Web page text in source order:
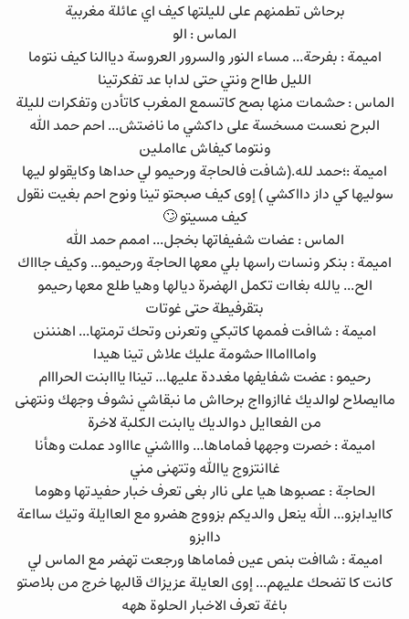
برحاش تطمنهم على لليلتها كيف اي عائلة مغربية
الماس : الو
اميمة : بفرحة... مساء النور والسرور العروسة دياالنا كيف نتوما
الليل طااح ونتي حتى لدابا عد تفكرتينا
الماس : حشمات منها بصح كاتسمع المغرب كاتأدن وتفكرات لليلة
البرح نعست مسخسة على داكشي ما ناضتش... احم حمد الله
ونتوما كيفاش عااملين
اميمة :؛حمد لله.(شافت فالحاجة ورحيمو لي حداها وكايقولو ليها
سوليها كي داز دااكشي ) إوى كيف صبحتو تينا ونوح احم بغيت نقول
كيف مسيتو 🙄
الماس : عضات شفيفاتها بخجل... اممم حمد الله
اميمة : بنكر ونسات راسها بلي معها الحاجة ورحيمو... وكيف جاااك
الح... يالله بغاات تكمل الهضرة ديالها وهيا طلع معها رحيمو
بتقرفيطة حتى غوتات
اميمة : شاافت فممها كاتبكي وتعرنن وتحك ترمتها... اهنننن
وامااامااا حشومة عليك علاش تينا هيدا
رحيمو : عضت شفايفها مغددة عليها... تيناا يااابنت الحرااام
ماايصلاح لوالديك غاازوااج برحااش ما نبقاشي نشوف وجهك ونتهنى
من الفعاايل دوالديك ياابنت الكلبة لاخرة
اميمة : خصرت وجهها فماماها... واااشني عاااود عملت وهأنا
غاانتزوج ياالله وتتهنى مني
الحاجة : عصبوها هيا على ناار بغى تعرف خبار حفيدتها وهوما
كاايدابزو... الله ينعل والديكم بزووج هضرو مع العاايلة وتيك سااعة
داابزو
اميمة : شاافت بنص عين فماماها ورجعت تهضر مع الماس لي
كانت كا تضحك عليهم... إوى العايلة عزيزاك قالبها خرج من بلاصتو
باغة تعرف الاخبار الحلوة ههه